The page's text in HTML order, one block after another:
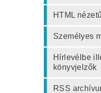
HTML
Személyes
Hírlevélbe
könyvjelzők
RSS